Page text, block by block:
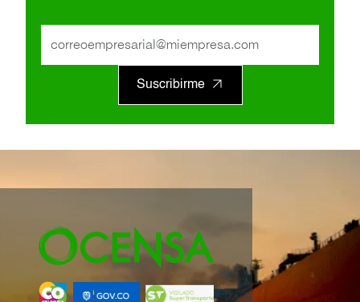
Suscribirme